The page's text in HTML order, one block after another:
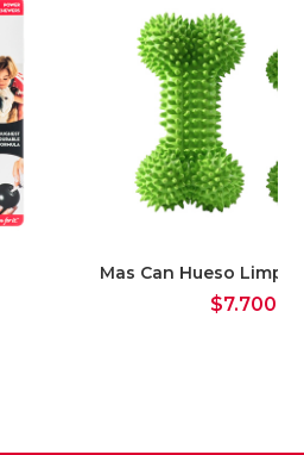
Mas Can Hueso
$7.700